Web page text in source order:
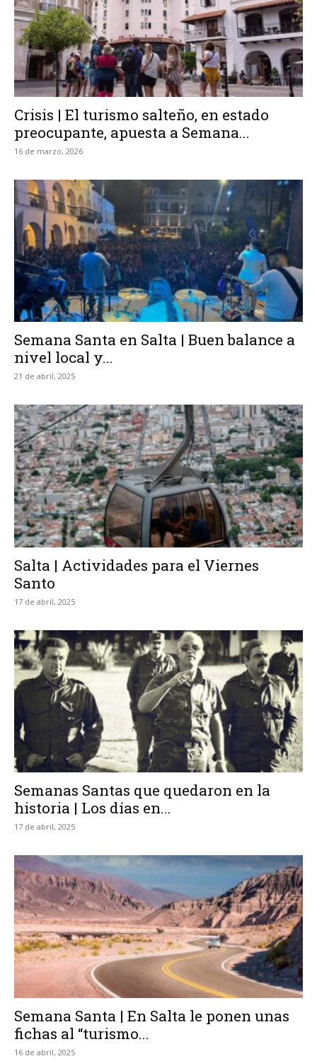
Crisis | El turismo salteño, en estado
preocupante, apuesta a Semana...
16 de marzo, 2026
Semana Santa en Salta | Buen balance a
nivel local y...
21 de abril, 2025
Salta | Actividades para el Viernes
Santo
17 de abril, 2025
Semanas Santas que quedaron en la
historia | Los días en...
17 de abril, 2025
Semana Santa | En Salta le ponen unas
fichas al “turismo...
16 de abril, 2025